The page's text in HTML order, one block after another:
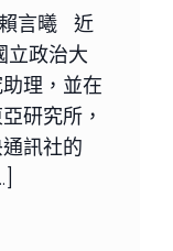
賴言曦 近
立政治大
理，並在
研究所，
訊社的